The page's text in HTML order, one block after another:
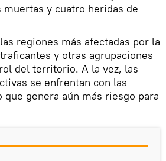
y cuatro heridas de
regiones más afectadas por la
y otras agrupaciones
del territorio. A la vez, las
se enfrentan con las
genera aún más riesgo para